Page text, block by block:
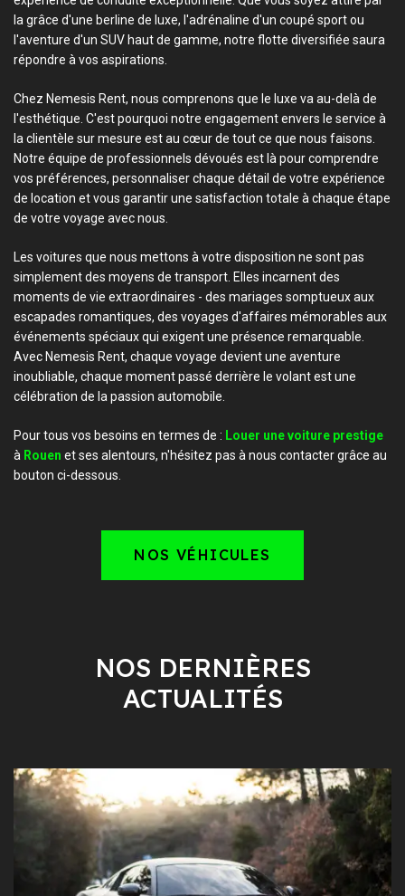
la grâce d'une berline de luxe, l'adrénaline d'un coupé sport ou
l'aventure d'un SUV haut de gamme, notre flotte diversifiée saura
répondre à vos aspirations.
Chez Nemesis Rent, nous comprenons que le luxe va au-delà de
l'esthétique. C'est pourquoi notre engagement envers le service à
la clientèle sur mesure est au cœur de tout ce que nous faisons.
Notre équipe de professionnels dévoués est là pour comprendre
vos préférences, personnaliser chaque détail de votre expérience
de location et vous garantir une satisfaction totale à chaque étape
de votre voyage avec nous.
Les voitures que nous mettons à votre disposition ne sont pas
simplement des moyens de transport. Elles incarnent des
moments de vie extraordinaires - des mariages somptueux aux
escapades romantiques, des voyages d'affaires mémorables aux
événements spéciaux qui exigent une présence remarquable.
Avec Nemesis Rent, chaque voyage devient une aventure
inoubliable, chaque moment passé derrière le volant est une
célébration de la passion automobile.
Pour tous vos besoins en termes de : Louer une voiture prestige
à Rouen et ses alentours, n'hésitez pas à nous contacter grâce au
bouton ci-dessous.
NOS VÉHICULES
NOS DERNIÈRES
ACTUALITÉS